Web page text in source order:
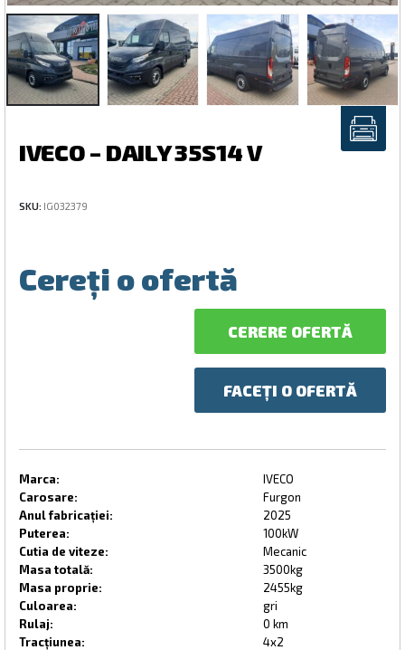
IVECO – DAILY 35S14 V
SKU: IG032379
Cereți o ofertă
CERERE OFERTĂ
FACEȚI O OFERTĂ
Marca:
IVECO
Carosare:
Furgon
Anul fabricației:
2025
Puterea:
100kW
Cutia de viteze:
Mecanic
Masa totală:
3500kg
Masa proprie:
2455kg
Culoarea:
gri
Rulaj:
0 km
Tracțiunea:
4x2